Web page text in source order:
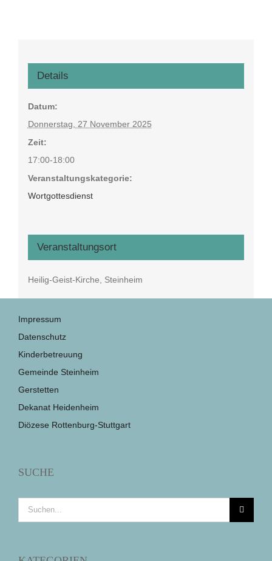
Details
Datum:
Donnerstag, 27 November 2025
Zeit:
17:00-18:00
Veranstaltungskategorie:
Wortgottesdienst
Veranstaltungsort
Heilig-Geist-Kirche, Steinheim
Impressum
Datenschutz
Kinderbetreuung
Gemeinde Steinheim
Gerstetten
Dekanat Heidenheim
Diözese Rottenburg-Stuttgart
SUCHE
Suche
nach: